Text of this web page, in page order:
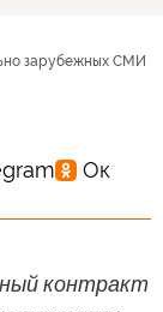
зарубежных СМИ
контракт